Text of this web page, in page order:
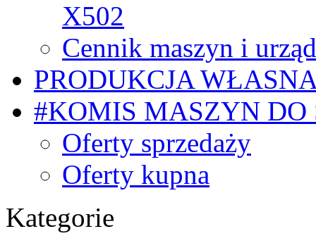
X502
Cennik maszyn i
PRODUKCJA
#KOMIS MASZYN DO
Oferty sprzedaży
Oferty kupna
Kategorie